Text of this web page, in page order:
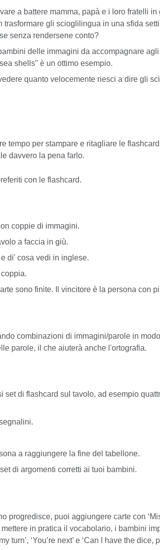
a battere mamma, papà e i loro fratelli in
trasformare gli scioglilingua in una sfida
senza rendersene conto?
delle immagini da accompagnare agli
shells" è un ottimo esempio.
quanto velocemente riesci a dire gli
tempo per stampare e ritagliare le
davvero la pena farlo.
con le flashcard.
coppie di immagini.
a faccia in giù.
di' cosa vedi in inglese.
sono finite. Il vincitore è la persona con
combinazioni di immagini/parole in
parole, il che aiuterà anche l'ortografia.
set di flashcard sul tavolo, ad esempio
a raggiungere la fine del tabellone.
di argomenti corretti ai tuoi bambini.
progredisce, puoi aggiungere carte con
mettere in pratica il vocabolario, i bambini
turn’, ‘You’re next’ e ‘Can I have the dice,